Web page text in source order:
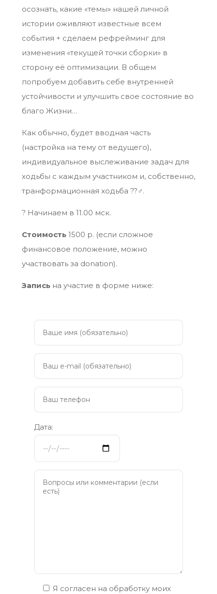
осознать, какие «темы» нашей личной
истории оживляют известные всем
события + сделаем рефрейминг для
изменения «текущей точки сборки» в
сторону её оптимизации. В общем
попробуем добавить себе внутренней
устойчивости и улучшить свое состояние во
благо Жизни…
Как обычно, будет вводная часть
(настройка на тему от ведущего),
индивидуальное выслеживание задач для
ходьбы с каждым участником и, собственно,
транформационная ходьба ??‍♂️.
? Начинаем в 11.00 мск.
Стоимость1500 р. (если сложное
финансовое положение, можно
участвовать за donation).
Записьна участие в форме ниже:
Дата:
Я согласен на обработку моих